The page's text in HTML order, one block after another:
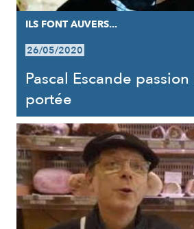
ILS FONT AUVERS...
26/05/2020
Pascal Escande
portée